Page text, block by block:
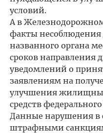
условий.
А в
факты
названного органа
сроков направления
уведомлений о
заявлениям на
улучшения
средств
Данные нарушения в
штрафными